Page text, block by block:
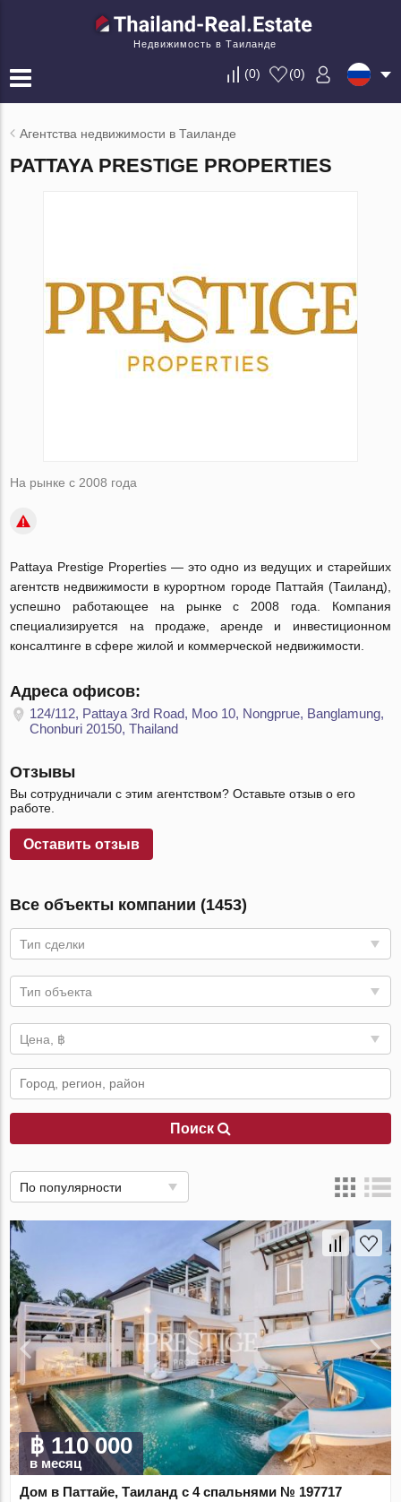
Недвижимость в Таиланде
(0) (0)
Агентства недвижимости в Таиланде
PATTAYA PRESTIGE PROPERTIES
На рынке с 2008 года
Pattaya Prestige Properties — это одно из ведущих и старейших
агентств недвижимости в курортном городе Паттайя (Таиланд),
успешно работающее на рынке с 2008 года. Компания
специализируется на продаже, аренде и инвестиционном
консалтинге в сфере жилой и коммерческой недвижимости.
Адреса офисов:
124/112, Pattaya 3rd Road, Moo 10, Nongprue, Banglamung,
Chonburi 20150, Thailand
Отзывы
Вы сотрудничали с этим агентством? Оставьте отзыв о его
работе.
Оставить отзыв
Все объекты компании (1453)
Тип сделки
Тип объекта
Цена, ฿
Поиск
По популярности
฿ 110 000
в месяц
Дом в Паттайе, Таиланд с 4 спальнями № 197717